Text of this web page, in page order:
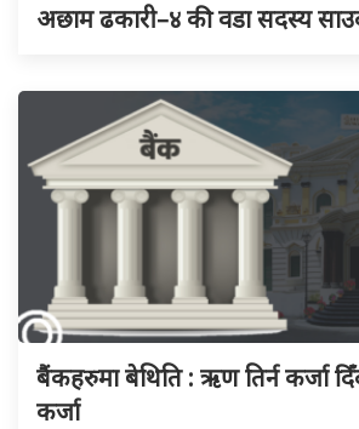
अछाम ढकारी–४ की वडा सदस्य
बैंकहरुमा बेथिति : ऋण तिर्न कर्जा
कर्जा